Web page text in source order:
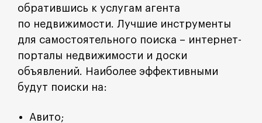
обратившись к услугам агента
по недвижимости. Лучшие инструменты
для самостоятельного поиска – интернет-
порталы недвижимости и доски
объявлений. Наиболее эффективными
будут поиски на:
Авито;